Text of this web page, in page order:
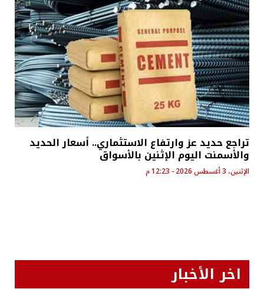
تراجع حديد عز وارتفاع الاستثماري.. أسعار الحديد
والأسمنت اليوم الإثنين بالأسواق
الإثنين، 3 أغسطس 2026 - 12:23 م
اخر الأخبار